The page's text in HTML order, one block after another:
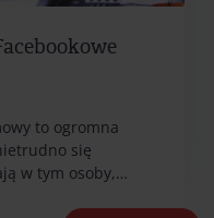
to ogromna
się
w tym osoby,…